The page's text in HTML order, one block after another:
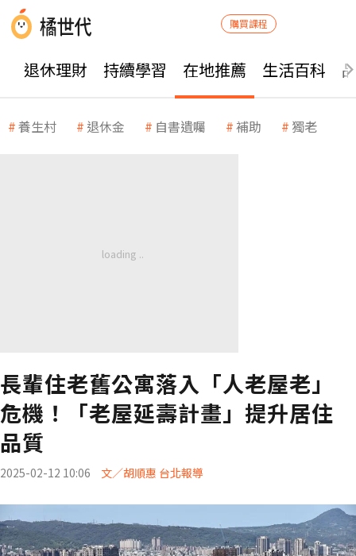
購買課程
退休理財 持續學習 在地推薦 生活百科
養生村 退休金 自書遺囑 補助 獨老
長輩住老舊公寓落入「人老屋老」
危機！「老屋延壽計畫」提升居住
品質
2025-02-12 10:06 文／胡順惠 台北報導